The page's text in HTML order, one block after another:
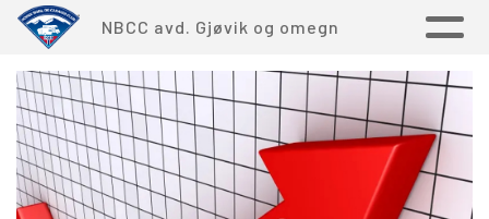
NBCC avd. Gjøvik og omegn